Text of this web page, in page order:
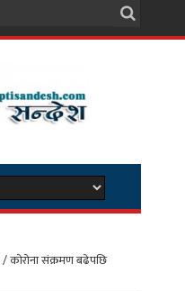
/कोरोना संक्रमण बढेपछि